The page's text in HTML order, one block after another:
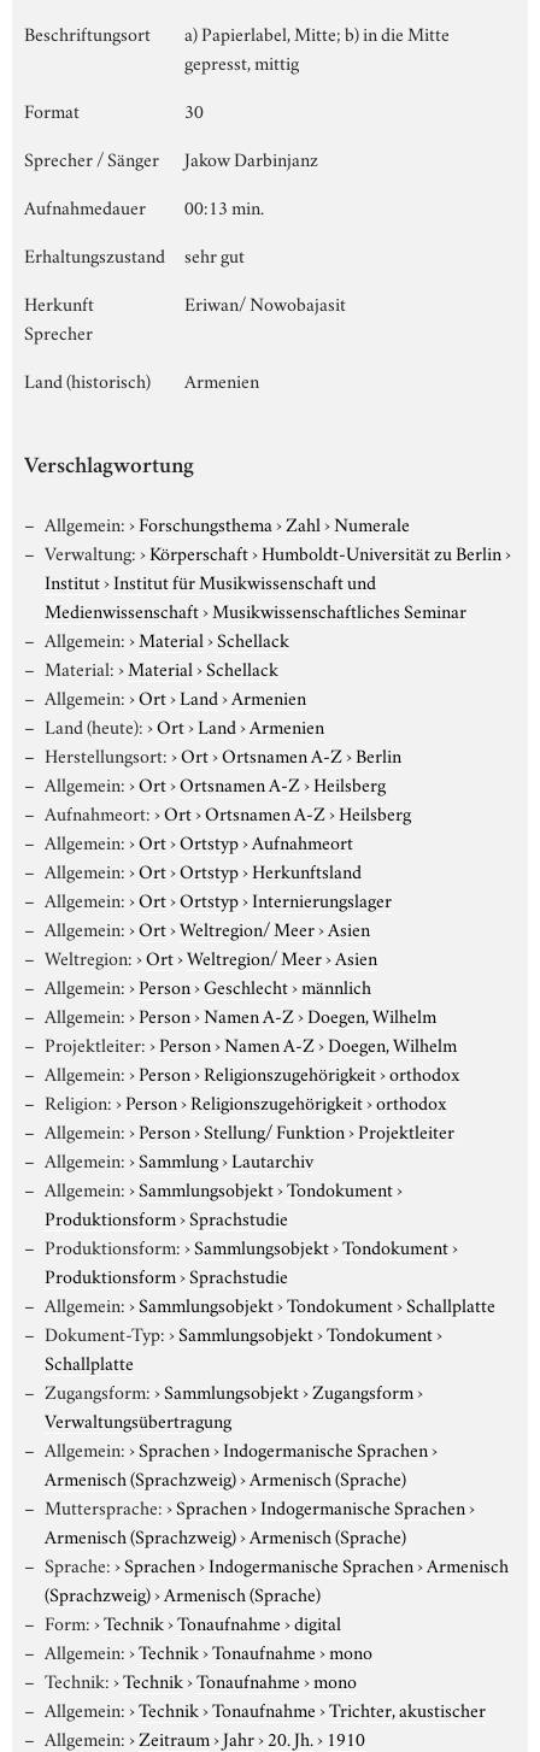
Beschriftungsort
a) Papierlabel, Mitte; b) in die Mitte
gepresst, mittig
Format
30
Sprecher / Sänger
Jakow Darbinjanz
Aufnahmedauer
00:13 min.
Erhaltungszustand
sehr gut
Herkunft
Sprecher
Eriwan/ Nowobajasit
Land (historisch) Armenien
Verschlagwortung
Allgemein:›Forschungsthema›Zahl›Numerale
Verwaltung:›Körperschaft›Humboldt-Universität zu Berlin›
Institut›Institut für Musikwissenschaft und
Medienwissenschaft›Musikwissenschaftliches Seminar
Allgemein:›Material›Schellack
Material:›Material›Schellack
Allgemein:›Ort›Land›Armenien
Land (heute):›Ort›Land›Armenien
Herstellungsort:›Ort›Ortsnamen A-Z›Berlin
Allgemein:›Ort›Ortsnamen A-Z›Heilsberg
Aufnahmeort:›Ort›Ortsnamen A-Z›Heilsberg
Allgemein:›Ort›Ortstyp›Aufnahmeort
Allgemein:›Ort›Ortstyp›Herkunftsland
Allgemein:›Ort›Ortstyp›Internierungslager
Allgemein:›Ort›Weltregion/ Meer›Asien
Weltregion:›Ort›Weltregion/ Meer›Asien
Allgemein:›Person›Geschlecht›männlich
Allgemein:›Person›Namen A-Z›Doegen, Wilhelm
Projektleiter:›Person›Namen A-Z›Doegen, Wilhelm
Allgemein:›Person›Religionszugehörigkeit›orthodox
Religion:›Person›Religionszugehörigkeit›orthodox
Allgemein:›Person›Stellung/ Funktion›Projektleiter
Allgemein:›Sammlung›Lautarchiv
Allgemein:›Sammlungsobjekt›Tondokument›
Produktionsform›Sprachstudie
Produktionsform:›Sammlungsobjekt›Tondokument›
Produktionsform›Sprachstudie
Allgemein:›Sammlungsobjekt›Tondokument›Schallplatte
Dokument-Typ:›Sammlungsobjekt›Tondokument›
Schallplatte
Zugangsform:›Sammlungsobjekt›Zugangsform›
Verwaltungsübertragung
Allgemein:›Sprachen›Indogermanische Sprachen›
Armenisch (Sprachzweig)›Armenisch (Sprache)
Muttersprache:›Sprachen›Indogermanische Sprachen›
Armenisch (Sprachzweig)›Armenisch (Sprache)
Sprache:›Sprachen›Indogermanische Sprachen›Armenisch
(Sprachzweig)›Armenisch (Sprache)
Form:›Technik›Tonaufnahme›digital
Allgemein:›Technik›Tonaufnahme›mono
Technik:›Technik›Tonaufnahme›mono
Allgemein:›Technik›Tonaufnahme›Trichter, akustischer
Allgemein:›Zeitraum›Jahr›20. Jh.› 1910